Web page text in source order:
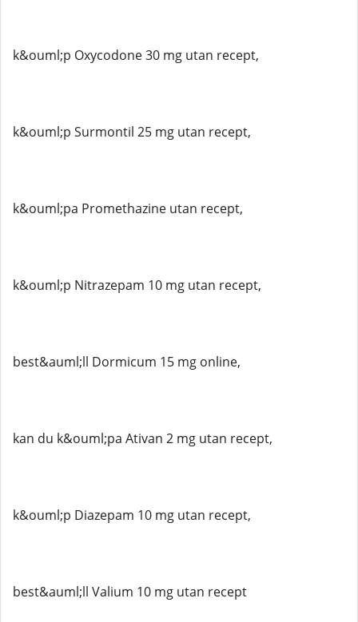
k&ouml;p Oxycodone 30 mg utan recept,
k&ouml;p Surmontil 25 mg utan recept,
k&ouml;pa Promethazine utan recept,
k&ouml;p Nitrazepam 10 mg utan recept,
best&auml;ll Dormicum 15 mg online,
kan du k&ouml;pa Ativan 2 mg utan recept,
k&ouml;p Diazepam 10 mg utan recept,
best&auml;ll Valium 10 mg utan recept